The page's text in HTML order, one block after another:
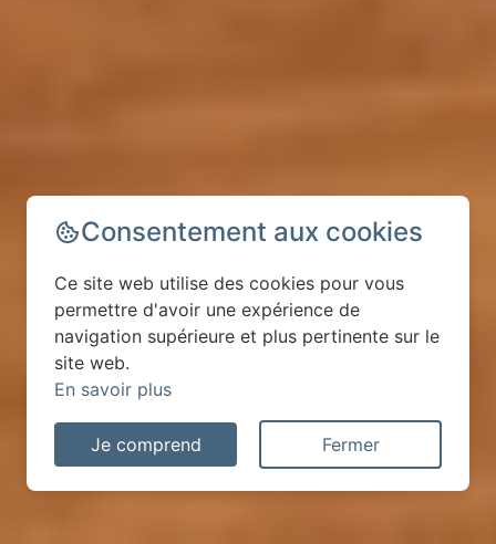
Consentement aux cookies
Ce site web utilise des cookies pour vous
permettre d'avoir une expérience de
navigation supérieure et plus pertinente sur le
site web.
En savoir plus
Je comprend Fermer